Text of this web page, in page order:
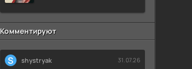
Комментируют
S shystryak 31.07.26